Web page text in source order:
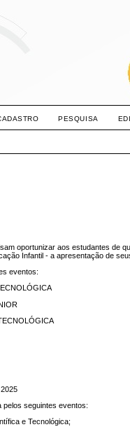
PESQUISA
oportunizar aos estudantes de
Infantil - a apresentação de
eventos:
pelos seguintes eventos:
e Tecnológica;